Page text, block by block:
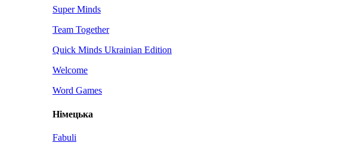
Super Minds
Team Together
Quick Minds Ukrainian Edition
Welcome
Word Games
Німецька
Fabuli